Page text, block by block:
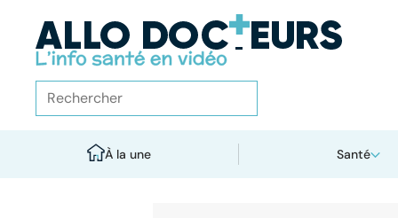
À la une Santé